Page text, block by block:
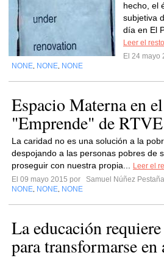
hecho, el
subjetiva
día en El
Leer el resto
El 24 mayo
NONE NONE NONE
Espacio Materna en
"Emprende" de RTVE
La caridad no es una solución a la
despojando a las personas pobres de
proseguir con nuestra propia...
Leer el
El 09 mayo 2015 por
Samuel Núñez Pestaña
NONE NONE NONE
La educación
para transformarse en